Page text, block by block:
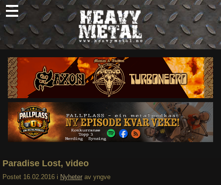
Skip
to
content
Nyheter
Omtaler
Intervjuer
Om oss
Abonner
Søk
Paradise Lost, video
Postet 16.02.2016 i Nyheter av yngve